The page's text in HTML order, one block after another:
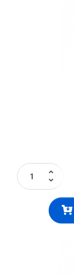
keyboard_arrow_up
keyboard_arrow_down